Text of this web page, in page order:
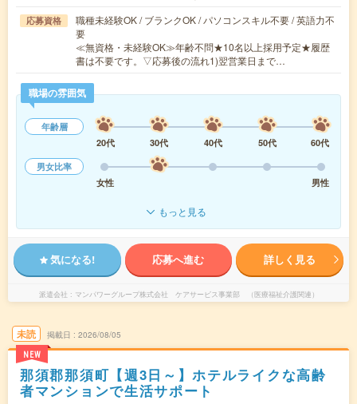
応募資格
職種未経験OK / ブランクOK / パソコンスキル不要 / 英語力不
要
≪無資格・未経験OK≫年齢不問★10名以上採用予定★履歴
書は不要です。▽応募後の流れ1)翌営業日まで…
職場の雰囲気
年齢層
20代
30代 40代 50代
60代
男女比率
女性
男性
もっと見る
気になる! 応募へ進む 詳しく見る
派遣会社 マンパワーグループ株式会社 ケアサービス事業部 （医療福祉介護関連）
未読
NEW
掲載日 2026/08/05
那須郡那須町【週3日～】ホテルライクな高齢
者マンションで生活サポート